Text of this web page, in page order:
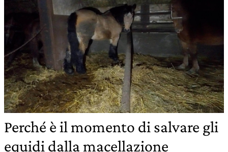
Perché è il momento di salvare gli
equidi dalla macellazione